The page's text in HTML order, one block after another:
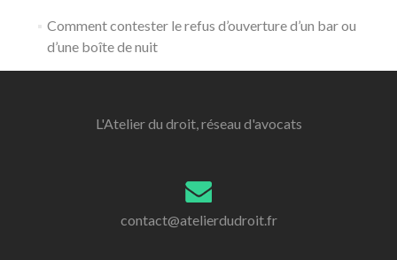
Comment contester le refus d’ouverture d’un bar ou
d’une boîte de nuit
L'Atelier du droit, réseau d'avocats
contact@atelierdudroit.fr